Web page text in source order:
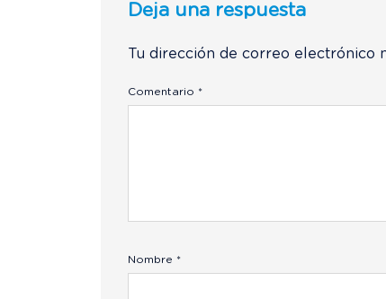
Deja una respuesta
Tu dirección de correo electrónico
Comentario *
Nombre *